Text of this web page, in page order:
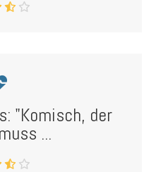
"Komisch, der
...